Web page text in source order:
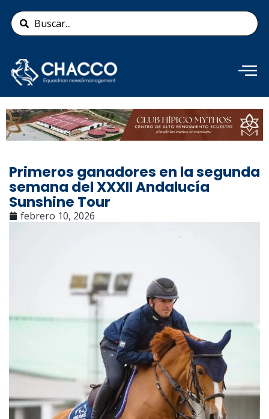
contenido
Search
...
Añade aquí tu texto de
cabecera
Primeros ganadores en la segunda
semana del XXXII Andalucía
Sunshine Tour
febrero 10, 2026